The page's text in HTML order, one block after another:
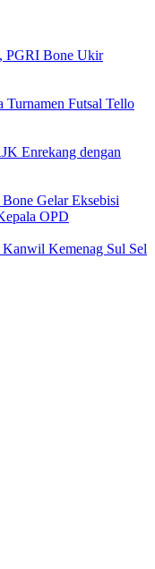
PGRI Bone Ukir
Futsal Tello
Enrekang dengan
Gelar Eksebisi
OPD
Kemenag Sul Sel